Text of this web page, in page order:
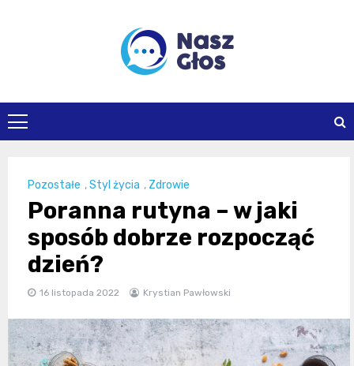
naszglos.pl
Pozostałe ,Styl życia , Zdrowie
Poranna rutyna – w jaki
sposób dobrze rozpocząć
dzień?
16 listopada 2022 Krystian Pawłowski